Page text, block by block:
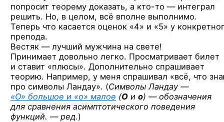
попросит теорему доказать, а кто-то —интеграл
решить. Но, в целом, всё вполне выполнимо.
Теперь что касается оценок «4» и «5» у
препода.
Вестяк — лучший мужчина на свете!
Принимает довольно легко. Просматривает билет
и ставит «плюсы». Дополнительно спрашивает
теорию. Например, у меня спрашивал «всё, что
про символы Ландау». (Символы Ландау —
«O» большое и «o» малое (O и o) — обозначения
для сравнения асимптотического поведения
функций. — ред.)